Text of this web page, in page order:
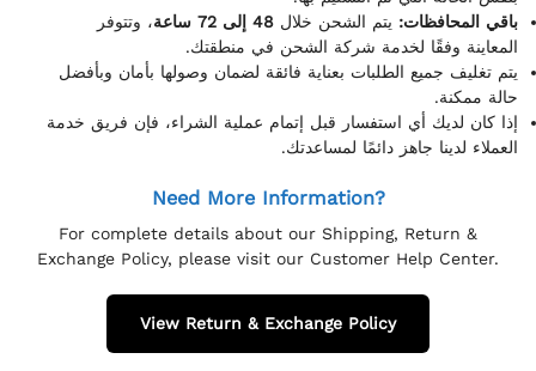
باقي المحافظات: يتم الشحن خلال 48 إلى 72 ساعة
، وتتوفر
المعاينة وفقًا لخدمة شركة الشحن في منطقتك.
يتم تغليف جميع الطلبات بعناية فائقة لضمان وصولها بأمان وبأفضل
حالة ممكنة.
إذا كان لديك أي استفسار قبل إتمام عملية الشراء، فإن فريق خدمة
العملاء لدينا جاهز دائمًا لمساعدتك.
Need More Information?
For complete details about our Shipping, Return &
Exchange Policy, please visit our Customer Help Center.
View Return & Exchange Policy